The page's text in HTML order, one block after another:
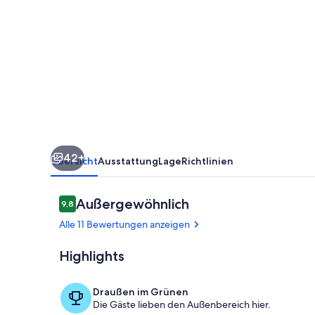
die
Weinberge
zum
Meer
42+
ÜbersichtAusstattungLageRichtlinien
Bewertungen
9,89,8 von 10.
Außergewöhnlich
Alle 11 Bewertungen anzeigen
Highlights
Draußen im Grünen
Die Gäste lieben den Außenbereich hier.